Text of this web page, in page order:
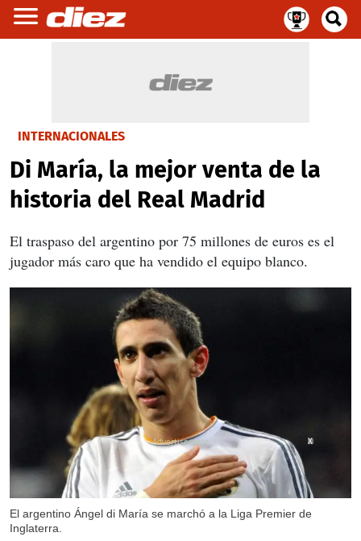
INTERNACIONALES
Di María, la mejor venta de la
historia del Real Madrid
El traspaso del argentino por 75 millones de euros es el
jugador más caro que ha vendido el equipo blanco.
El argentino Ángel di María se marchó a la Liga Premier de
Inglaterra.
X